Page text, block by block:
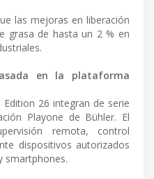
las mejoras en liberación
grasa de hasta un 2 % en
en la plataforma
26 integran de serie
Playone de Bühler. El
remota, control
dispositivos autorizados
smartphones.